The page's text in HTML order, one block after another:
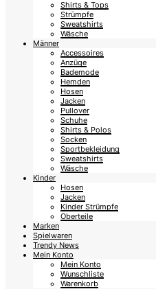
Shirts & Tops
Strümpfe
Sweatshirts
Wäsche
Männer
Accessoires
Anzüge
Bademode
Hemden
Hosen
Jacken
Pullover
Schuhe
Shirts & Polos
Socken
Sportbekleidung
Sweatshirts
Wäsche
Kinder
Hosen
Jacken
Kinder Strümpfe
Oberteile
Marken
Spielwaren
Trendy News
Mein Konto
Mein Konto
Wunschliste
Warenkorb